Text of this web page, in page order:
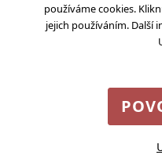
používáme cookies.
jejich používáním. Další